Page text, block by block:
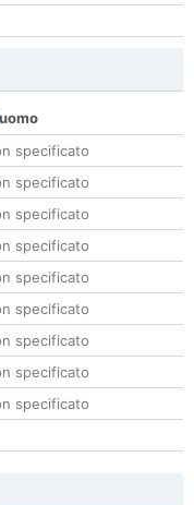
uomo
specificato
specificato
specificato
specificato
specificato
specificato
specificato
specificato
specificato